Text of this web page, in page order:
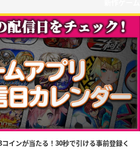
インが当たる！30秒で引ける事前登録く